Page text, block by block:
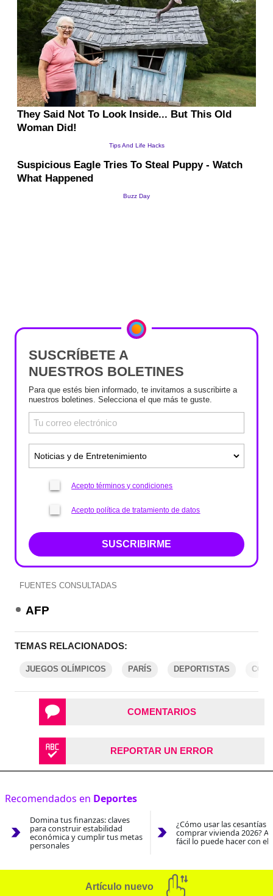
SUSCRÍBETE A
NUESTROS BOLETINES
Para que estés bien informado, te invitamos a suscribirte a
nuestros boletines. Selecciona el que más te guste.
Acepto términos y condiciones
Acepto política de tratamiento de datos
SUSCRIBIRME
FUENTES CONSULTADAS
AFP
TEMAS RELACIONADOS:
JUEGOS OLÍMPICOS PARÍS DEPORTISTAS
COMENTARIOS
REPORTAR UN ERROR
Recomendados en Deportes
Domina tus finanzas: claves
para construir estabilidad
económica y cumplir tus metas
personales
¿Cómo usar las cesantías
comprar vivienda 2026?
fácil lo puede hacer con el
Artículo nuevo